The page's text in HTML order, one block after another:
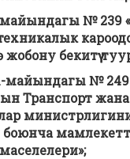
№ 239
бекитүү
майындагы №
Транспорт жана
боюнча